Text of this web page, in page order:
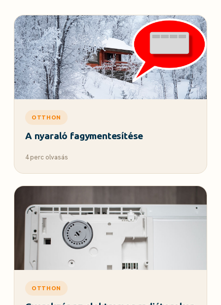
OTTHON
A nyaraló fagymentesítése
4 perc olvasás
OTTHON